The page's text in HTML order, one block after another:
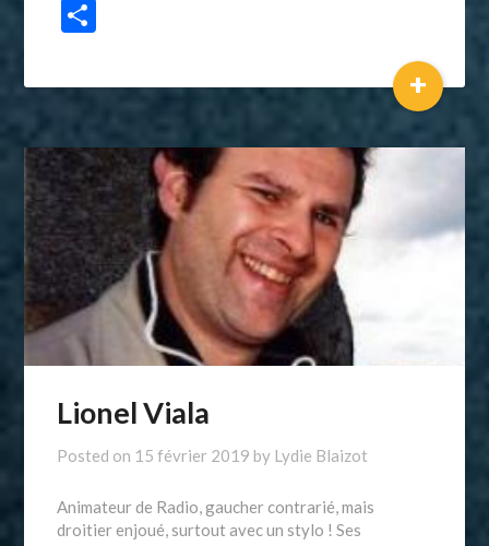
+
Lionel Viala
Posted on 15 février 2019 by Lydie Blaizot
Animateur de Radio, gaucher contrarié, mais
droitier enjoué, surtout avec un stylo ! Ses